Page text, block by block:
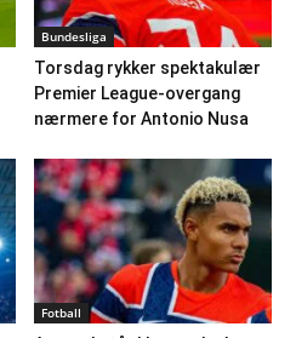
Bundesliga
Torsdag rykker spektakulær
Premier League-overgang
nærmere for Antonio Nusa
Fotball